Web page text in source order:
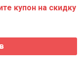
купон на скидку